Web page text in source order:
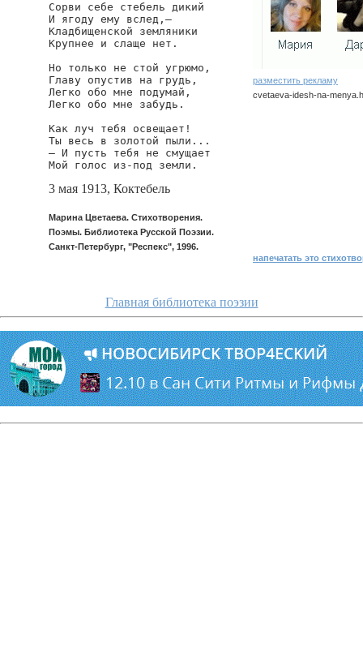
Сорви себе стебель дикий
И ягоду ему вслед,—
Кладбищенской земляники
Крупнее и слаще нет.
Но только не стой угрюмо,
Главу опустив на грудь,
Легко обо мне подумай,
Легко обо мне забудь.
Как луч тебя освещает!
Ты весь в золотой пыли...
— И пусть тебя не смущает
Мой голос из-под земли.
3 мая 1913, Коктебель
Марина Цветаева. Стихотворения.
Поэмы. Библиотека Русской Поэзии.
Санкт-Петербург, "Респекс", 1996.
разместить рекламу
cvetaeva-idesh-na-
напечатать это
Главная библиотека поэзии